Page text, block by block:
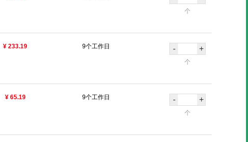
个
¥ 233.19 9个工作日 - +
个
¥ 65.19 9个工作日 - +
个